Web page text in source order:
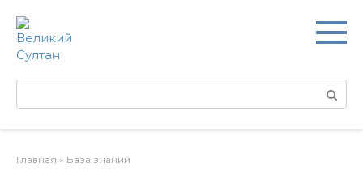
контенту
Поиск:
Главная » База знаний